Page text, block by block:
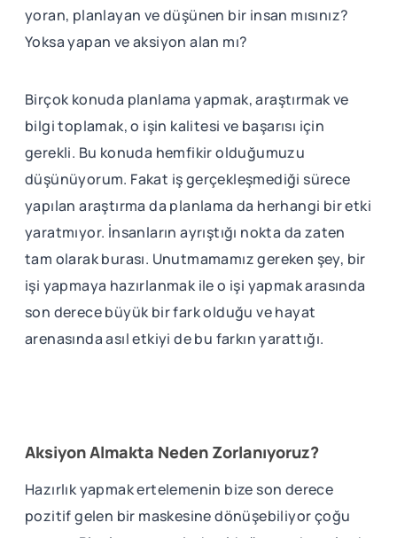
yoran, planlayan ve düşünen bir insan mısınız?
Yoksa yapan ve aksiyon alan mı?
Birçok konuda planlama yapmak, araştırmak ve
bilgi toplamak, o işin kalitesi ve başarısı için
gerekli. Bu konuda hemfikir olduğumuzu
düşünüyorum. Fakat iş gerçekleşmediği sürece
yapılan araştırma da planlama da herhangi bir etki
yaratmıyor. İnsanların ayrıştığı nokta da zaten
tam olarak burası. Unutmamamız gereken şey, bir
işi yapmaya hazırlanmak ile o işi yapmak arasında
son derece büyük bir fark olduğu ve hayat
arenasında asıl etkiyi de bu farkın yarattığı.
Aksiyon Almakta Neden Zorlanıyoruz?
Hazırlık yapmak ertelemenin bize son derece
pozitif gelen bir maskesine dönüşebiliyor çoğu